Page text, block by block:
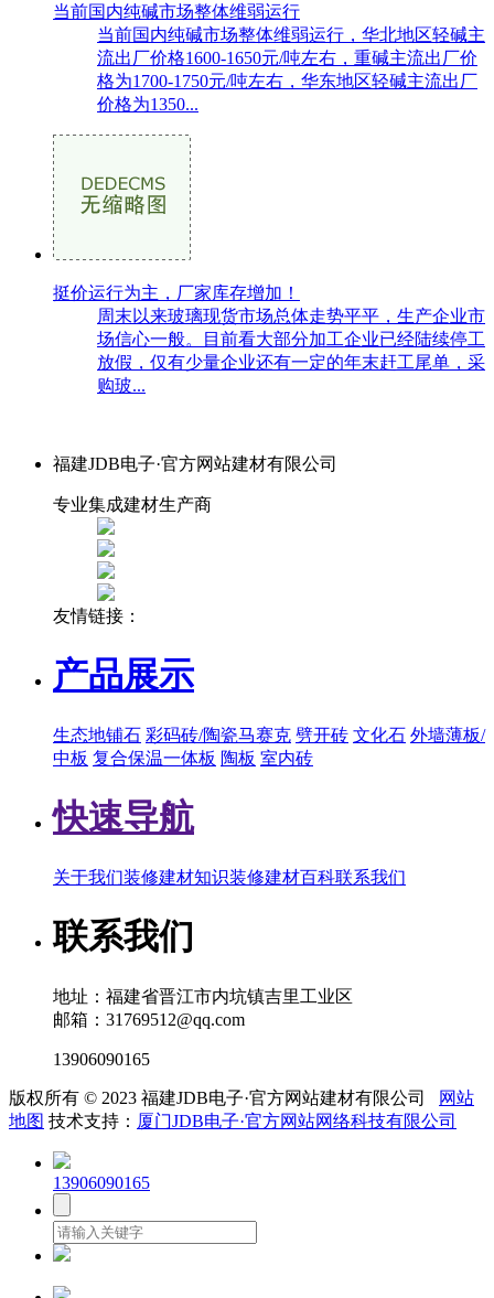
当前国内纯碱市场整体维弱运行
当前国内纯碱市场整体维弱运行，华北地区轻碱主
流出厂价格1600-1650元/吨左右，重碱主流出厂价
格为1700-1750元/吨左右，华东地区轻碱主流出厂
价格为1350...
挺价运行为主，厂家库存增加！
周末以来玻璃现货市场总体走势平平，生产企业市
场信心一般。目前看大部分加工企业已经陆续停工
放假，仅有少量企业还有一定的年末赶工尾单，采
购玻...
福建JDB电子·官方网站建材有限公司
专业集成建材生产商
友情链接：
产品展示
生态地铺石 彩码砖/陶瓷马赛克 劈开砖 文化石 外墙薄板/
中板 复合保温一体板 陶板 室内砖
快速导航
关于我们装修建材知识装修建材百科联系我们
联系我们
地址：福建省晋江市内坑镇吉里工业区
邮箱：31769512@qq.com
13906090165
版权所有 © 2023 福建JDB电子·官方网站建材有限公司
网站
地图 技术支持： 厦门JDB电子·官方网站网络科技有限公司
13906090165